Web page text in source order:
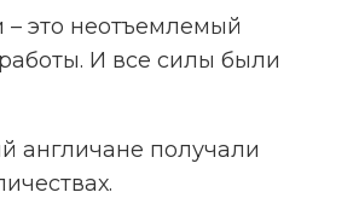
это неотъемлемый
И все силы были
англичане получали